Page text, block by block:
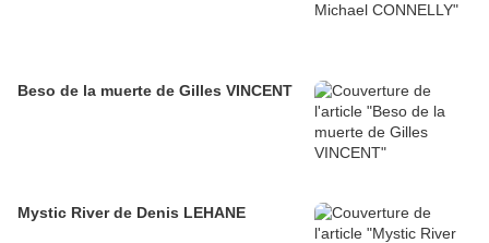
Beso de la muerte de Gilles VINCENT
Mystic River de Denis LEHANE